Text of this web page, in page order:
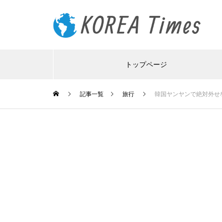
トップページ
記事一覧 旅行 韓国ヤンヤンで絶対外